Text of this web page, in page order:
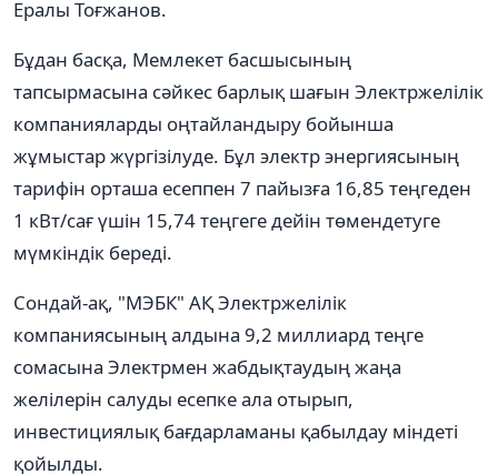
Ералы Тоғжанов.
Бұдан басқа, Мемлекет басшысының
тапсырмасына сәйкес барлық шағын Электржелілік
компанияларды оңтайландыру бойынша
жұмыстар жүргізілуде. Бұл электр энергиясының
тарифін орташа есеппен 7 пайызға 16,85 теңгеден
1 кВт/сағ үшін 15,74 теңгеге дейін төмендетуге
мүмкіндік береді.
Сондай-ақ, "МЭБК" АҚ Электржелілік
компаниясының алдына 9,2 миллиард теңге
сомасына Электрмен жабдықтаудың жаңа
желілерін салуды есепке ала отырып,
инвестициялық бағдарламаны қабылдау міндеті
қойылды.